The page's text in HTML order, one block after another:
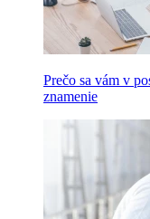
Prečo sa vám v
znamenie